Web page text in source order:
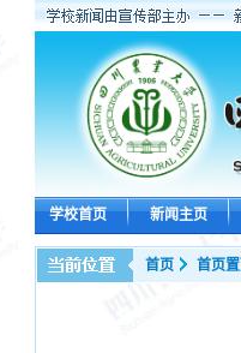
学校首页 新闻主页
首页 首页